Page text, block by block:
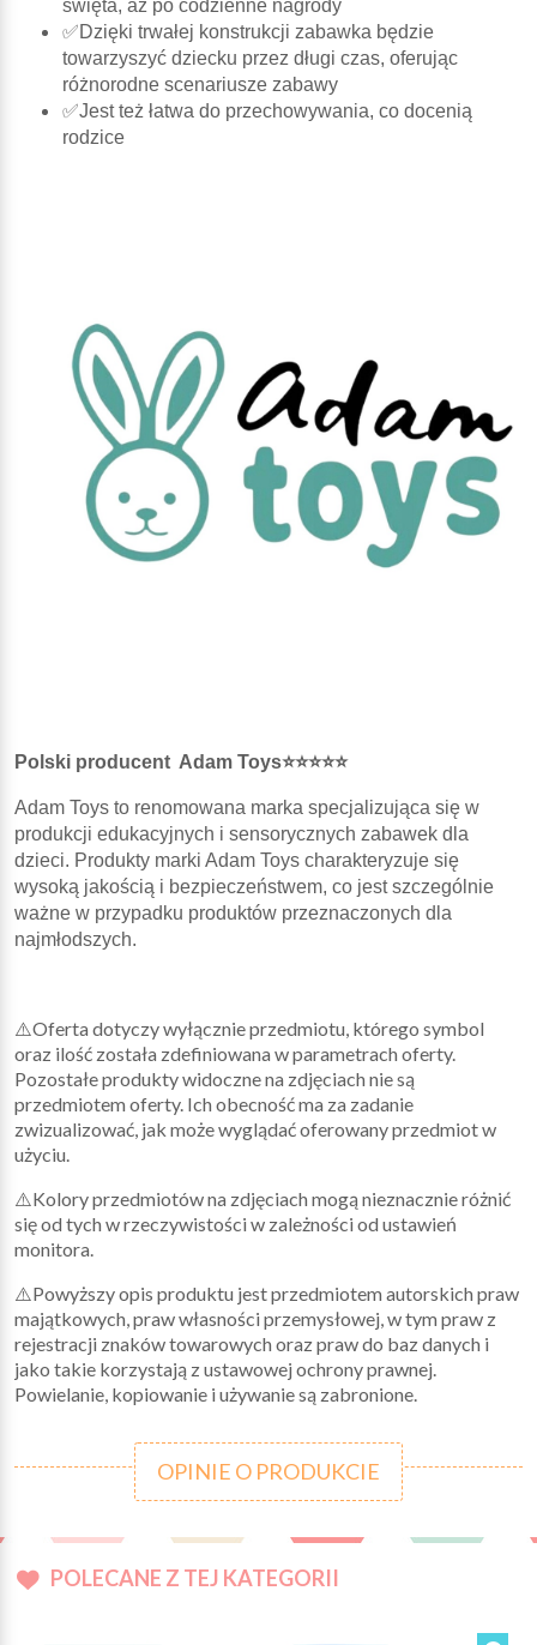
święta, aż po codzienne nagrody
✅Dzięki trwałej konstrukcji zabawka będzie
towarzyszyć dziecku przez długi czas, oferując
różnorodne scenariusze zabawy
✅Jest też łatwa do przechowywania, co docenią
rodzice
Polski producent Adam Toys⭐⭐⭐⭐⭐
Adam Toys to renomowana marka specjalizująca się w
produkcji edukacyjnych i sensorycznych zabawek dla
dzieci. Produkty marki Adam Toys charakteryzuje się
wysoką jakością i bezpieczeństwem, co jest szczególnie
ważne w przypadku produktów przeznaczonych dla
najmłodszych.
⚠️Oferta dotyczy wyłącznie przedmiotu, którego symbol
oraz ilość została zdefiniowana w parametrach oferty.
Pozostałe produkty widoczne na zdjęciach nie są
przedmiotem oferty. Ich obecność ma za zadanie
zwizualizować, jak może wyglądać oferowany przedmiot w
użyciu.
⚠️Kolory przedmiotów na zdjęciach mogą nieznacznie różnić
się od tych w rzeczywistości w zależności od ustawień
monitora.
⚠️Powyższy opis produktu jest przedmiotem autorskich praw
majątkowych, praw własności przemysłowej, w tym praw z
rejestracji znaków towarowych oraz praw do baz danych i
jako takie korzystają z ustawowej ochrony prawnej.
Powielanie, kopiowanie i używanie są zabronione.
OPINIE O PRODUKCIE
POLECANE Z TEJ KATEGORII